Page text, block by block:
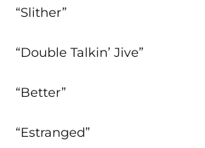
“Slither”
“Double Talkin’ Jive”
“Better”
“Estranged”